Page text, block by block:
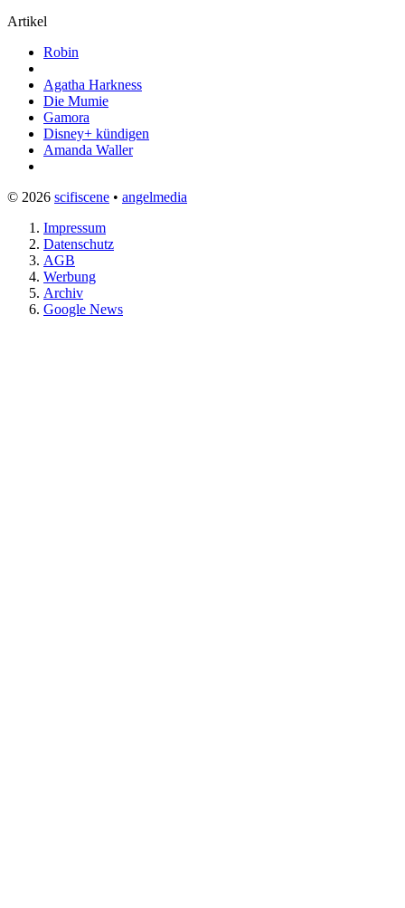
Artikel
Robin
Agatha Harkness
Die Mumie
Gamora
Disney+ kündigen
Amanda Waller
© 2026 scifiscene • angelmedia
Impressum
Datenschutz
AGB
Werbung
Archiv
Google News